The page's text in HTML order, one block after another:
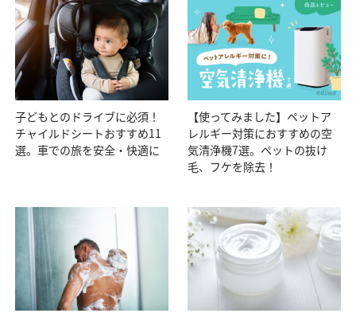
子どもとのドライブに必須！
チャイルドシートおすすめ11
選。車での旅を安全・快適に
【使ってみました】ペットア
レルギー対策におすすめの空
気清浄機7選。ペットの抜け
毛、フケを除去！